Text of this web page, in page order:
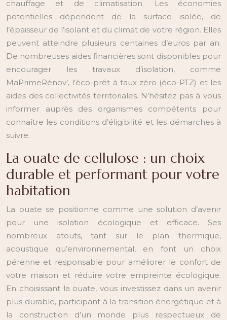
chauffage et de climatisation. Les économies
potentielles dépendent de la surface isolée, de
l’épaisseur de l’isolant et du climat de votre région. Elles
peuvent atteindre plusieurs centaines d’euros par an.
De nombreuses aides financières sont disponibles pour
encourager les travaux d’isolation, comme
MaPrimeRénov’, l’éco-prêt à taux zéro (éco-PTZ) et les
aides des collectivités territoriales. N’hésitez pas à vous
informer auprès des organismes compétents pour
connaître les conditions d’éligibilité et les démarches à
suivre.
La ouate de cellulose : un choix
durable et performant pour votre
habitation
La ouate se positionne comme une solution d’avenir
pour une isolation écologique et efficace. Ses
nombreux atouts, tant sur le plan thermique,
acoustique qu’environnemental, en font un choix
pérenne et responsable pour améliorer le confort de
votre maison et réduire votre empreinte écologique.
En choisissant la ouate, vous investissez dans un avenir
plus durable, participant à la transition énergétique et à
la construction d’un monde plus respectueux de